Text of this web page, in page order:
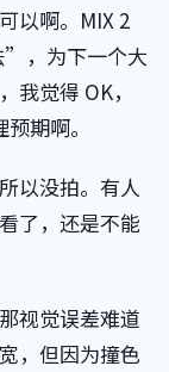
以啊。MIX 2
”，为下一个大
我觉得 OK，
期啊。
以没拍。有人
了，还是不能
视觉误差难道
，但因为撞色